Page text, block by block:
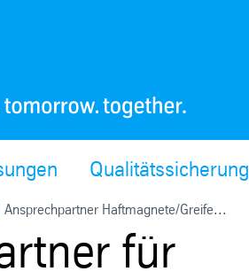
Qualitätssicherung
Ansprechpartner Haftmagnete/Greife...
für